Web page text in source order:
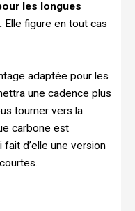
les longues
Elle figure en tout cas
adaptée pour les
une cadence plus
tourner vers la
carbone est
d’elle une version